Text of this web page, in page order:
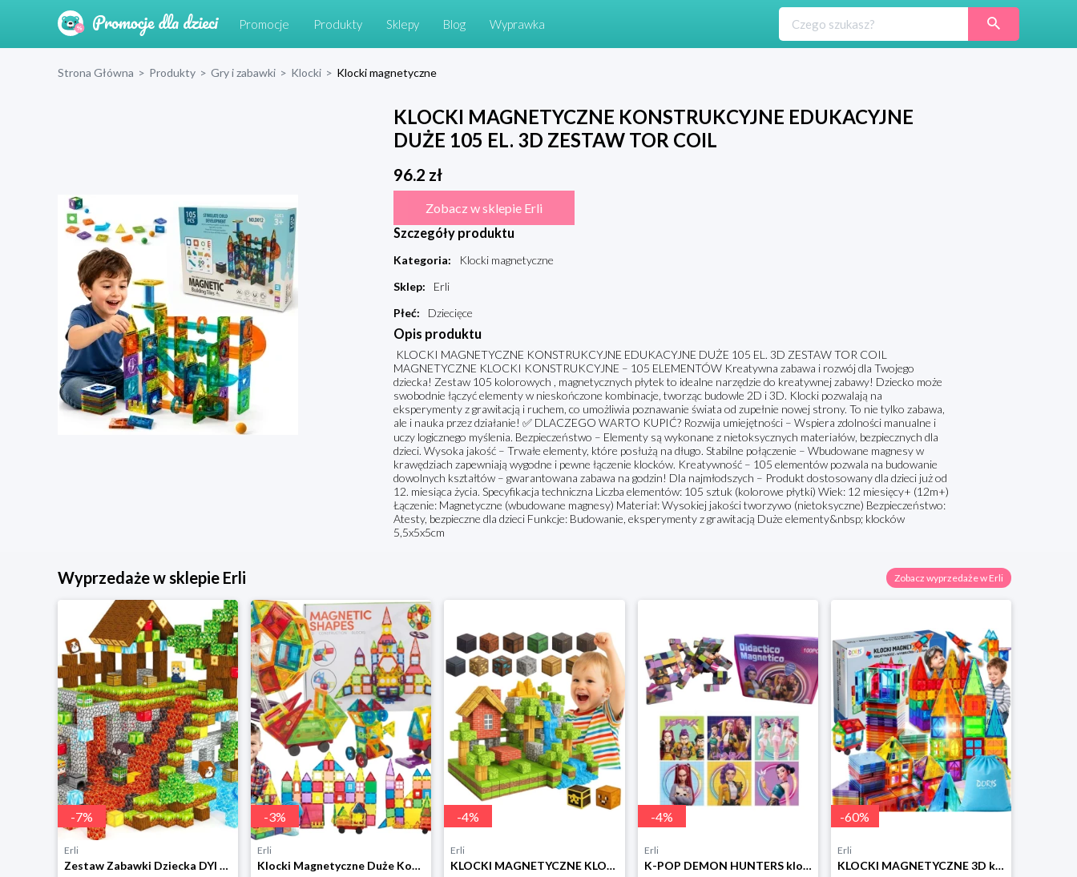
Promocje Produkty Sklepy Blog Wyprawka
Strona Główna > Produkty > Gry i zabawki > Klocki > Klocki magnetyczne
KLOCKI MAGNETYCZNE KONSTRUKCYJNE EDUKACYJNE
DUŻE 105 EL. 3D ZESTAW TOR COIL
96.2 zł
Zobacz w sklepie Erli
Szczegóły produktu
Kategoria:
Klocki magnetyczne
Sklep:
Erli
Płeć: Dziecięce
Opis produktu
KLOCKI MAGNETYCZNE KONSTRUKCYJNE EDUKACYJNE DUŻE 105 EL. 3D ZESTAW TOR COIL
MAGNETYCZNE KLOCKI KONSTRUKCYJNE – 105 ELEMENTÓW Kreatywna zabawa i rozwój dla Twojego
dziecka! Zestaw 105 kolorowych , magnetycznych płytek to idealne narzędzie do kreatywnej zabawy! Dziecko może
swobodnie łączyć elementy w nieskończone kombinacje, tworząc budowle 2D i 3D. Klocki pozwalają na
eksperymenty z grawitacją i ruchem, co umożliwia poznawanie świata od zupełnie nowej strony. To nie tylko zabawa,
ale i nauka przez działanie! ✅ DLACZEGO WARTO KUPIĆ? Rozwija umiejętności – Wspiera zdolności manualne i
uczy logicznego myślenia. Bezpieczeństwo – Elementy są wykonane z nietoksycznych materiałów, bezpiecznych dla
dzieci. Wysoka jakość – Trwałe elementy, które posłużą na długo. Stabilne połączenie – Wbudowane magnesy w
krawędziach zapewniają wygodne i pewne łączenie klocków. Kreatywność – 105 elementów pozwala na budowanie
dowolnych kształtów – gwarantowana zabawa na godzin! Dla najmłodszych – Produkt dostosowany dla dzieci już od
12. miesiąca życia. Specyfikacja techniczna Liczba elementów: 105 sztuk (kolorowe płytki) Wiek: 12 miesięcy+ (12m+)
Łączenie: Magnetyczne (wbudowane magnesy) Materiał: Wysokiej jakości tworzywo (nietoksyczne) Bezpieczeństwo:
Atesty, bezpieczne dla dzieci Funkcje: Budowanie, eksperymenty z grawitacją Duże elementy&nbsp; klocków
5,5x5x5cm
Wyprzedaże w sklepie Erli Zobacz wyprzedaże w Erli
-7%
Erli
Zestaw Zabawki Dziecka DYI Klocki Magnetyczne Tworzenie Świata Budowanie
-3%
Erli
Klocki Magnetyczne Duże Konstrukcyjne 3D Magnetic Tiles Zestaw 130 element.
-4%
Erli
KLOCKI MAGNETYCZNE KLOCKI SZEŚCIANY KONSTRUKCYJNE 100 KLOCKÓW MOCNE DZIECI
-4%
Erli
K-POP DEMON HUNTERS klocki magnetyczne 100 elementów Kpop Łowczynie Demonów
-60%
Erli
KLOCKI MAGNETYCZNE 3D konstrukcyjne DUŻE Zestaw XXL Magnetic Tiles 109 el.